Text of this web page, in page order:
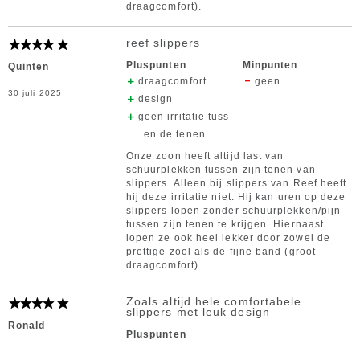
draagcomfort).
Quinten
30 juli 2025
reef slippers
Pluspunten
draagcomfort
design
geen irritatie tuss
en de tenen
Minpunten
geen
Onze zoon heeft altijd last van
schuurplekken tussen zijn tenen van
slippers. Alleen bij slippers van Reef heeft
hij deze irritatie niet. Hij kan uren op deze
slippers lopen zonder schuurplekken/pijn
tussen zijn tenen te krijgen. Hiernaast
lopen ze ook heel lekker door zowel de
prettige zool als de fijne band (groot
draagcomfort).
Ronald
Zoals altijd hele comfortabele
slippers met leuk design
Pluspunten